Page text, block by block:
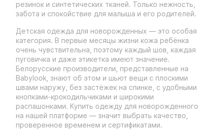
резинок и синтетических тканей. Только нежность,
забота и спокойствие для малыша и его родителей.
Детская одежда для новорожденных — это особая
категория. В первые месяцы жизни кожа ребёнка
очень чувствительна, поэтому каждый шов, каждая
пуговичка и даже этикетка имеют значение.
Белорусские производители, представленные на
Babylook, знают об этом и шьют вещи с плоскими
швами наружу, без застёжек на спинке, с удобными
кнопками-крокодильчиками и широкими
распашонками. Купить одежду для новорожденного
на нашей платформе — значит выбрать качество,
проверенное временем и сертификатами.